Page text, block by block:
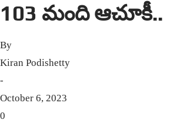
103 మంది ఆచూకీ..
By
Kiran Podishetty
-
October 6, 2023
0